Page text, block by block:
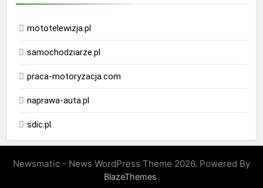
mototelewizja.pl
samochodziarze.pl
praca-motoryzacja.com
naprawa-auta.pl
sdic.pl
Newsmatic - News WordPress Theme 2026. Powered By
BlazeThemes.